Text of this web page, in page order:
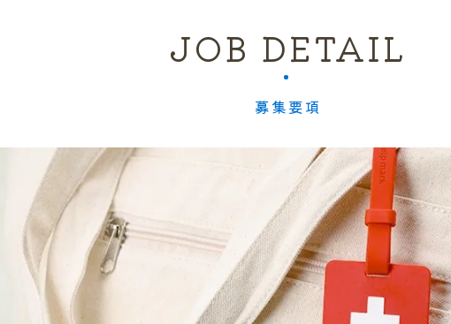
募集要項
JOB DETAIL